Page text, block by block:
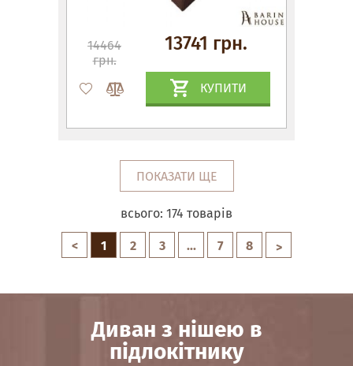
14464
грн.
13741 грн.
КУПИТИ
ПОКАЗАТИ ЩЕ
всього: 174 товарів
< 1 2 3 ... 7 8 >
Диван з нішею в
підлокітнику